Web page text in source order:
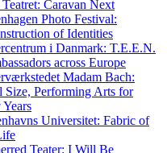
Caravan Next
Photo Festival:
of Identities
i Danmark: T.E.E.N.
across Europe
Madam Bach:
Size, Performing Arts for
Universitet: Fabric of
Teater: I Will Be